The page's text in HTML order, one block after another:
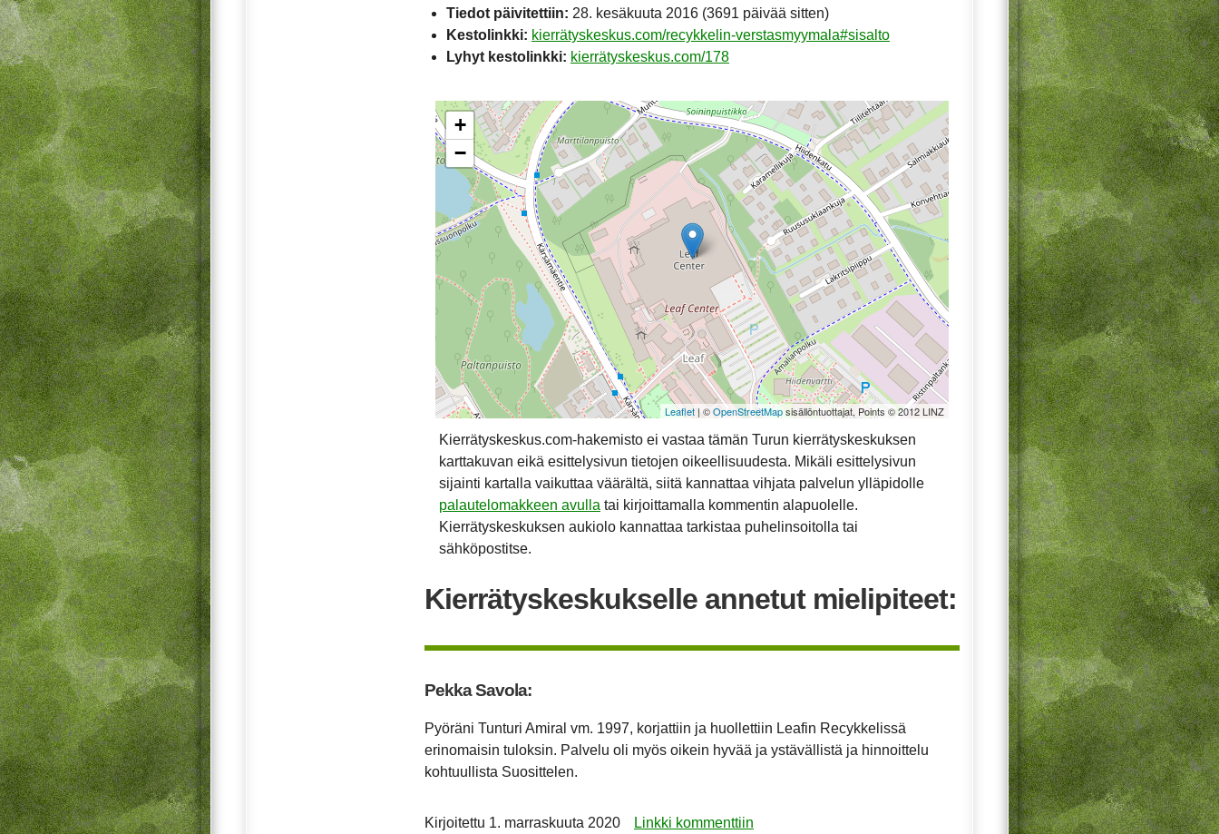
Tiedot päivitettiin: 28. kesäkuuta 2016 (3691 päivää sitten)
Kestolinkki: kierrätyskeskus.com/recykkelin-verstasmyymala#sisalto
Lyhyt kestolinkki: kierrätyskeskus.com/178
+
−
Leaflet| ©OpenStreetMapsisällöntuottajat, Points © 2012 LINZ
Kierrätyskeskus.com-hakemisto ei vastaa tämän Turun kierrätyskeskuksen
karttakuvan eikä esittelysivun tietojen oikeellisuudesta. Mikäli esittelysivun
sijainti kartalla vaikuttaa väärältä, siitä kannattaa vihjata palvelun ylläpidolle
palautelomakkeen avulla tai kirjoittamalla kommentin alapuolelle.
Kierrätyskeskuksen aukiolo kannattaa tarkistaa puhelinsoitolla tai
sähköpostitse.
Kierrätyskeskukselle annetut mielipiteet:
Pekka Savola:
Pyöräni Tunturi Amiral vm. 1997, korjattiin ja huollettiin Leafin Recykkelissä
erinomaisin tuloksin. Palvelu oli myös oikein hyvää ja ystävällistä ja hinnoittelu
kohtuullista Suosittelen.
Kirjoitettu 1. marraskuuta 2020 Linkki kommenttiin